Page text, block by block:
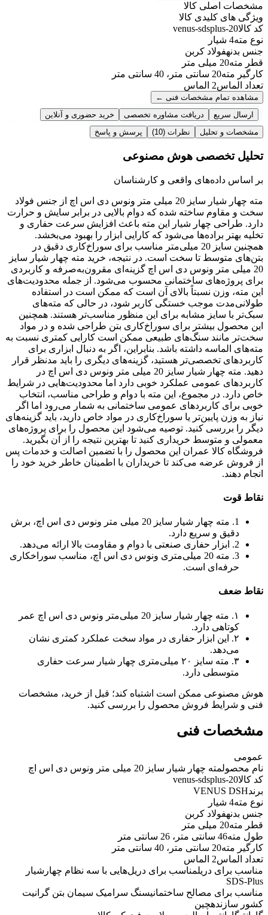
مشخصات اصلی کالا
ویژگی های کلیدی کالا
کد کالاvenus-sdsplus-20
نوع مته4 شیار
جنس بدنهفولاد کربن
قطر مته20 میلی متر
کارگیر مته20 سانتی متر، 40 سانتی متر
تعداد الماس2 الماس
مشاهده تمام مشخصات فنی ←
ارسال سریع
دریافت مشاوره تخصصی
خرید حضوری و آنلاین
مشخصات و تحلیل
نظرات (10) پرسش و پاسخ
تحلیل تخصصی هوش مصنوعی
بر اساس داده‌های واقعی و کارشناسان
مته چهار شیار سایز 20 میلی متر ونوس دی اس اچ از جنس فولاد
سخت و مقاوم ساخته شده که دوام بالایی در برابر سایش و حرارت
دارد. طراحی چهار شیار این مته باعث افزایش سرعت حفاری و
تخلیه بهتر براده‌ها می‌شود که کارایی ابزار را بهبود می‌بخشد.
همچنین سایز 20 میلی‌متر مناسب برای سوراخ‌کاری دقیق در
بتن‌های متوسط تا سخت است. در نتیجه، خرید مته چهار شیار سایز
20 میلی متر ونوس دی اس اچ گزینه‌ای مقرون‌به‌صرفه و کاربردی
برای پروژه‌های ساختمانی محسوب می‌شود. از جمله محدودیت‌های
این مته، وزن نسبتاً بالای آن است که ممکن است در استفاده
طولانی‌مدت موجب خستگی کاربر شود، در حالی که مته‌های
سبک‌تر با سایز مشابه برای این منظور مناسب‌تر هستند. همچنین
این محصول بیشتر برای سوراخ‌کاری بتن طراحی شده و در مواد
سخت‌تر مانند سنگ‌های طبیعی ممکن است کارایی کمتری نسبت به
مته‌های الماسه داشته باشد. بنابراین، اگر به دنبال ابزاری برای
کاربردهای تخصصی‌تر هستید، گزینه‌های دیگری را باید مدنظر قرار
دهید. مته چهار شیار سایز 20 میلی متر ونوس دی اس اچ در
کاربردهای عمومی عملکرد خوبی دارد اما محدودیت‌هایی در شرایط
خاص دارد. در مجموع، این مته با دوام و طراحی مناسب، انتخاب
خوبی برای کاربردهای عمومی ساختمانی به شمار می‌رود اما اگر
نیاز به وزن پایین‌تر یا سوراخ‌کاری در مواد خاص دارید، باید گزینه‌های
دیگر را بررسی کنید. توصیه می‌شود این محصول را برای پروژه‌های
معمولی و متوسط خریداری کنید تا بهترین نتیجه را از آن بگیرید.
فروشگاه کالا عمران این محصول را با تضمین اصالت و خدمات پس
از فروش عرضه می‌کند تا خریداران با اطمینان خاطر خرید خود را
انجام دهند.
نقاط قوت
1. مته چهار شیار سایز 20 میلی متر ونوس دی اس اچ، برش
دقیق و سریع دارد.
2. ابزار حفاری صنعتی با دوام و مقاومت بالا ارائه می‌دهد.
3. مته 20 میلی‌متری ونوس دی اس اچ، مناسب سوراخکاری
حرفه‌ای است.
نقاط ضعف
۱. مته چهار شیار سایز 20 میلی‌متر ونوس دی اس اچ عمر
کوتاهی دارد.
۲. این ابزار حفاری در مواد سخت عملکرد کمتری نشان
می‌دهد.
۳. مته سایز ۲۰ میلی‌متری چهار شیار سرعت حفاری
متوسطی دارد.
هوش مصنوعی ممکن است اشتباه کند؛ قبل از خرید، مشخصات
فنی و شرایط فروش محصول را بررسی کنید.
مشخصات فنی
عمومی
نام محصولمته چهار شیار سایز 20 میلی متر ونوس دی اس اچ
کد کالاvenus-sdsplus-20
برندVENUS DSH
نوع مته4 شیار
جنس بدنهفولاد کربن
قطر مته20 میلی متر
طول مته46 سانتی متر، 26 سانتی متر
کارگیر مته20 سانتی متر، 40 سانتی متر
تعداد الماس2 الماس
مناسب برای دریلمناسب برای دریل‌هایی با سه نظام چهارشیار
SDS-Plus
مناسب برای مصالح ساختمانیسنگ سرامیک سیمان بتن گرانیت
کشور سازندهچین